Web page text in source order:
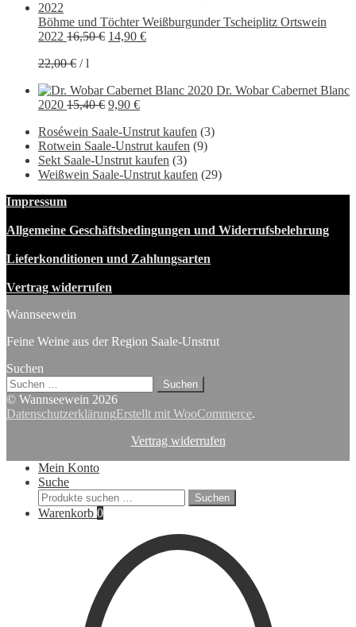
25,40 €22,90 €.
Böhme und Töchter Weißburgunder Tscheiplitz Ortswein
2022 16,50€ Ursprünglicher
14,90 €Aktueller
22,00€ /l
Dr. Wobar Cabernet Blanc
2020 15,40€ Ursprünglicher
war:
15,40 €
9,90 €Aktueller
ist:
9,90 €.
Roséwein Saale-Unstrut kaufen (3)
Rotwein Saale-Unstrut kaufen (9)
Sekt Saale-Unstrut kaufen (3)
Weißwein Saale-Unstrut kaufen (29)
Impressum
Allgemeine Geschäftsbedingungen und Widerrufsbelehrung
Lieferkonditionen und Zahlungsarten
Vertrag widerrufen
Wannseewein
Feine Weine aus der Region Saale-Unstrut
Suchen
Suchen
nach:
© Wannseewein 2026
DatenschutzerklärungErstellt mit WooCommerce.
Vertrag widerrufen
Mein Konto
Suche
Suchen
nach:
Suchen
Warenkorb 0